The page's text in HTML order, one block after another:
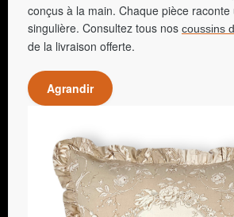
conçus à la main. Chaque pièce
singulière. Consultez tous nos coussins
de la livraison offerte.
Agrandir